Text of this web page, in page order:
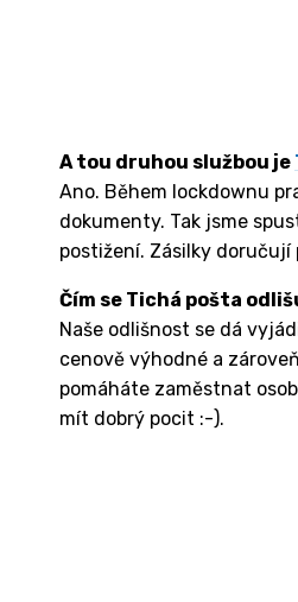
A tou druhou službou je
Ano. Během lockdownu
dokumenty. Tak jsme
postižení. Zásilky doručují
Čím se Tichá pošta
Naše odlišnost se dá
cenově výhodné a
pomáháte zaměstnat
mít dobrý pocit :-).